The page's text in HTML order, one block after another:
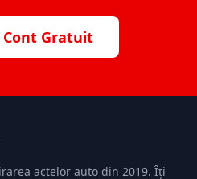
Cont Gratuit
actelor auto din 2019. Îți